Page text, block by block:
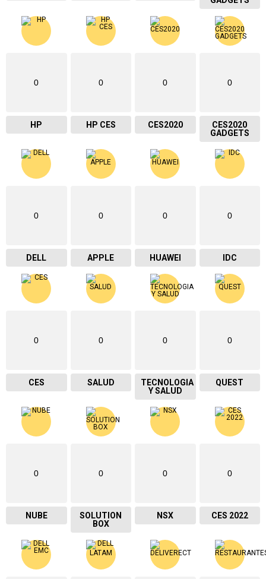
0
HP
0
HP CES
0
CES2020
0
CES2020
GADGETS
0
DELL
0
APPLE
0
HUAWEI
0
IDC
0
CES
0
SALUD
0
TECNOLOGIA
Y SALUD
0
QUEST
0
NUBE
0
SOLUTION
BOX
0
NSX
0
CES 2022